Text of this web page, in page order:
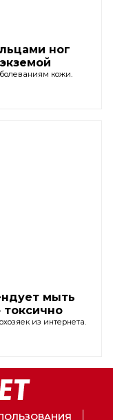
ног
кожи.
мыть
из интернета.